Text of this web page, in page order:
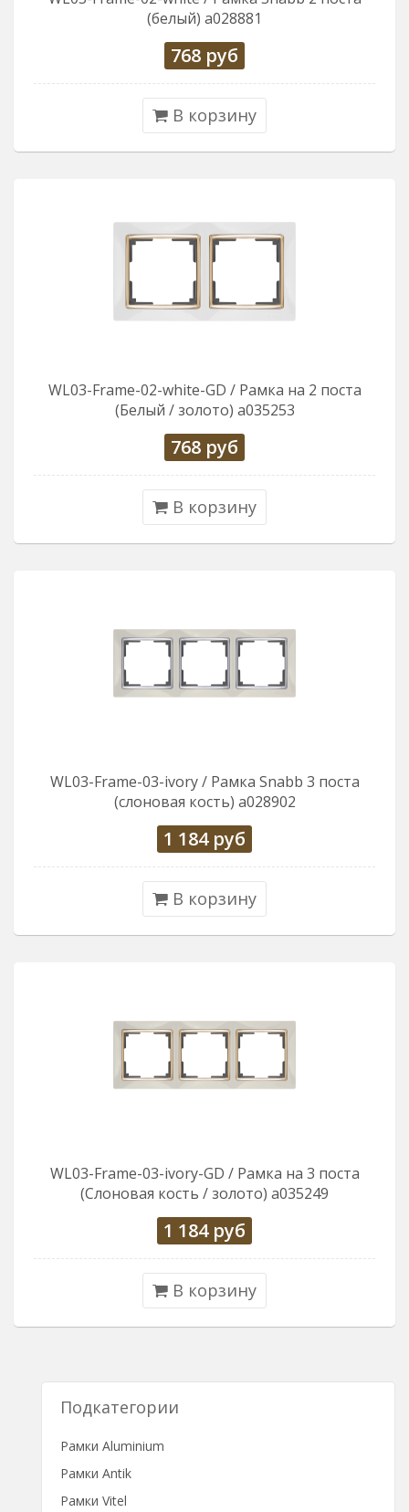
(белый) a028881
768 руб
В корзину
WL03-Frame-02-white-GD / Рамка на 2 поста
(Белый / золото) a035253
768 руб
В корзину
WL03-Frame-03-ivory / Рамка Snabb 3 поста
(слоновая кость) a028902
1 184руб
В корзину
WL03-Frame-03-ivory-GD / Рамка на 3 поста
(Слоновая кость / золото) a035249
1 184руб
В корзину
Подкатегории
Рамки Aluminium
Рамки Antik
Рамки Vitel